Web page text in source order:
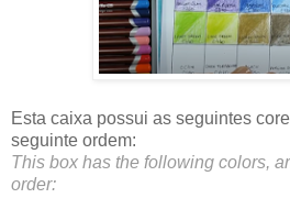
Esta caixa possui as seguintes
seguinte ordem:
This box has the following colors,
order: